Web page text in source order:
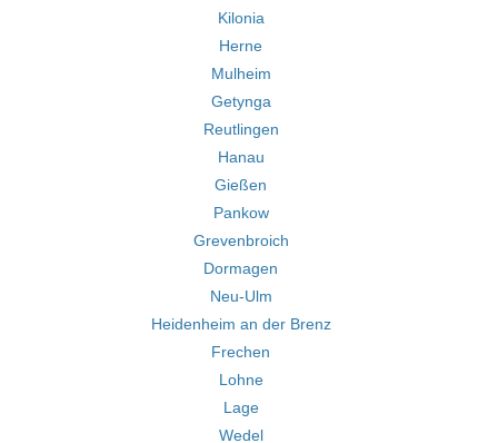
Kilonia
Herne
Mulheim
Getynga
Reutlingen
Hanau
Gießen
Pankow
Grevenbroich
Dormagen
Neu-Ulm
Heidenheim an der Brenz
Frechen
Lohne
Lage
Wedel